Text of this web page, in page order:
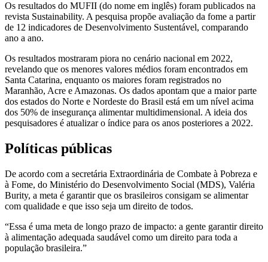
Os resultados do MUFII (do nome em inglês) foram publicados na
revista Sustainability. A pesquisa propõe avaliação da fome a partir
de 12 indicadores de Desenvolvimento Sustentável, comparando
ano a ano.
Os resultados mostraram piora no cenário nacional em 2022,
revelando que os menores valores médios foram encontrados em
Santa Catarina, enquanto os maiores foram registrados no
Maranhão, Acre e Amazonas. Os dados apontam que a maior parte
dos estados do Norte e Nordeste do Brasil está em um nível acima
dos 50% de insegurança alimentar multidimensional. A ideia dos
pesquisadores é atualizar o índice para os anos posteriores a 2022.
Políticas públicas
De acordo com a secretária Extraordinária de Combate à Pobreza e
à Fome, do Ministério do Desenvolvimento Social (MDS), Valéria
Burity, a meta é garantir que os brasileiros consigam se alimentar
com qualidade e que isso seja um direito de todos.
“Essa é uma meta de longo prazo de impacto: a gente garantir direito
à alimentação adequada saudável como um direito para toda a
população brasileira.”